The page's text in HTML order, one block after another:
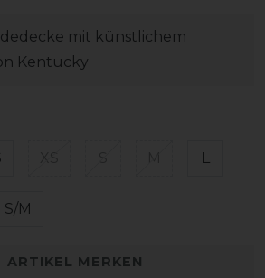
mit künstlichem
Kentucky
L
S/M
ARTIKEL MERKEN